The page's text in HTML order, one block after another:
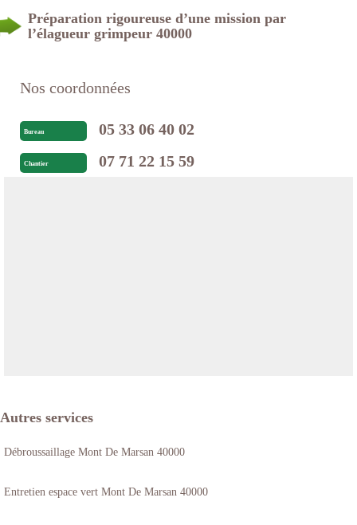
Préparation rigoureuse d’une mission par
l’élagueur grimpeur 40000
Nos coordonnées
Bureau 05 33 06 40 02
Chantier 07 71 22 15 59
Autres services
Débroussaillage Mont De Marsan 40000
Entretien espace vert Mont De Marsan 40000